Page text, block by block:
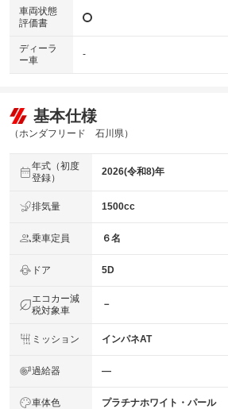
車両状態
評価書
ディーラ
ー車
-
基本仕様
（ホンダフリード 石川県）
年式（初度
登録）
2026(令和8)年
排気量 1500cc
乗車定員 ６名
ドア 5D
エコカー減
税対象車
－
ミッション インパネAT
過給器 ―
車体色 プラチナホワイト・パール